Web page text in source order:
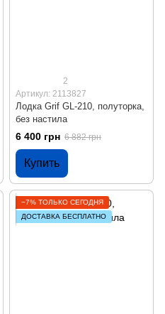
2
Артикул: 2113827
Лодка Grif GL-210, полуторка,
без настила
6 400 грн 6 882 грн
Купить
−7% ТОЛЬКО СЕГОДНЯ
ДОСТАВКА БЕСПЛАТНО